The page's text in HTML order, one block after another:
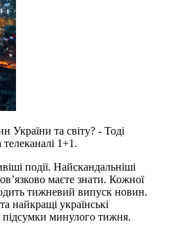
України та світу? - Тоді
1+1.
події. Найскандальніші
маєте знати. Кожної
тижневий випуск новин.
найкращі українські
підсумки минулого тижня.